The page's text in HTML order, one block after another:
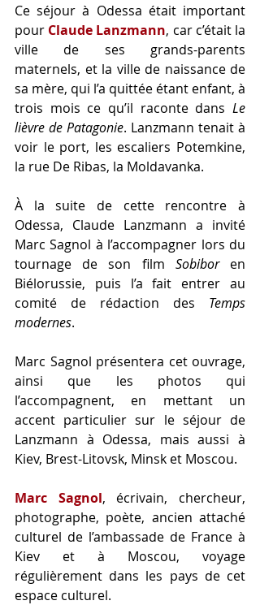
Ce séjour à Odessa était important
pour Claude Lanzmann, car c’était la
ville de ses grands-parents
maternels, et la ville de naissance de
sa mère, qui l’a quittée étant enfant, à
trois mois ce qu’il raconte dans Le
lièvre de Patagonie. Lanzmann tenait à
voir le port, les escaliers Potemkine,
la rue De Ribas, la Moldavanka.
À la suite de cette rencontre à
Odessa, Claude Lanzmann a invité
Marc Sagnol à l’accompagner lors du
tournage de son film Sobibor en
Biélorussie, puis l’a fait entrer au
comité de rédaction des Temps
modernes.
Marc Sagnol présentera cet ouvrage,
ainsi que les photos qui
l’accompagnent, en mettant un
accent particulier sur le séjour de
Lanzmann à Odessa, mais aussi à
Kiev, Brest-Litovsk, Minsk et Moscou.
Marc Sagnol, écrivain, chercheur,
photographe, poète, ancien attaché
culturel de l’ambassade de France à
Kiev et à Moscou, voyage
régulièrement dans les pays de cet
espace culturel.